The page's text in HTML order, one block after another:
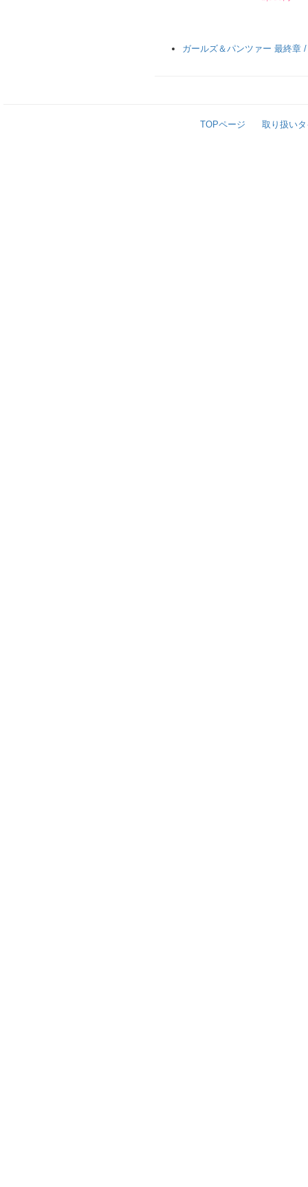
ガールズ＆パンツァー 最終章
TOPページ 取り扱い